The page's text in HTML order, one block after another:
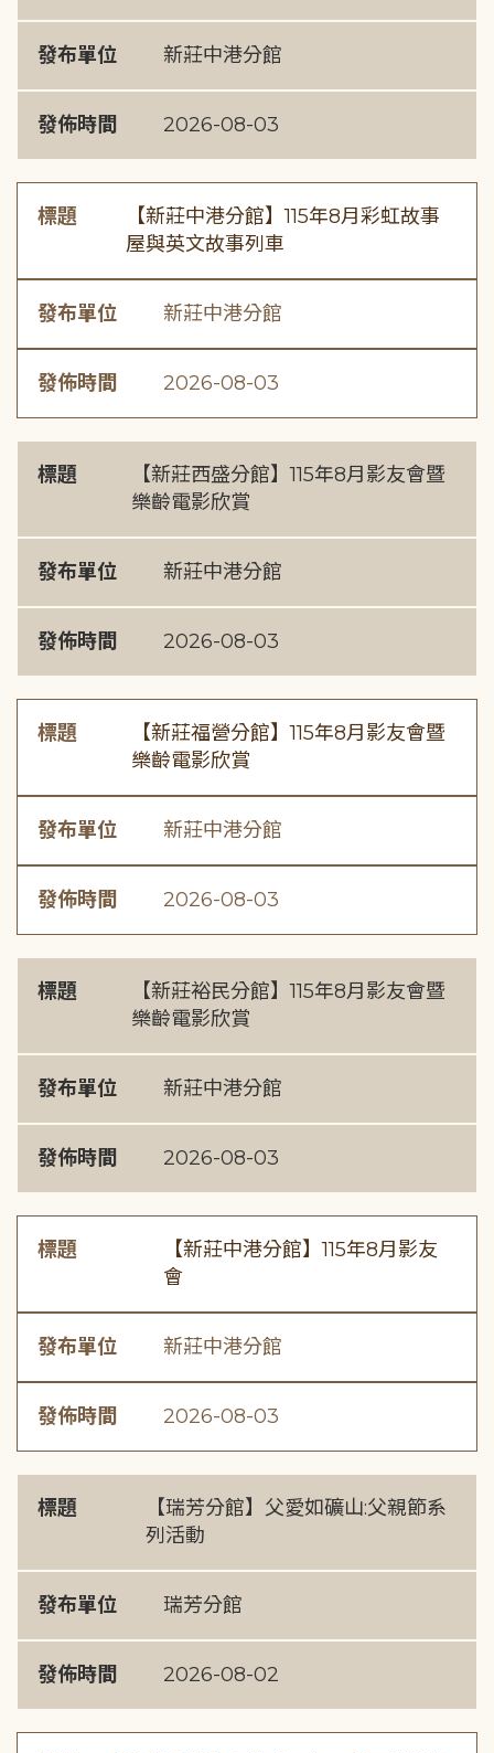
發布單位 新莊中港分館
發佈時間 2026-08-03
標題
【新莊中港分館】115年8月彩虹故事
屋與英文故事列車
發布單位 新莊中港分館
發佈時間 2026-08-03
標題
【新莊西盛分館】115年8月影友會暨
樂齡電影欣賞
發布單位 新莊中港分館
發佈時間 2026-08-03
標題
【新莊福營分館】115年8月影友會暨
樂齡電影欣賞
發布單位 新莊中港分館
發佈時間 2026-08-03
標題
【新莊裕民分館】115年8月影友會暨
樂齡電影欣賞
發布單位 新莊中港分館
發佈時間 2026-08-03
標題
【新莊中港分館】115年8月影友
會
發布單位 新莊中港分館
發佈時間 2026-08-03
標題
【瑞芳分館】父愛如礦山:父親節系
列活動
發布單位 瑞芳分館
發佈時間 2026-08-02